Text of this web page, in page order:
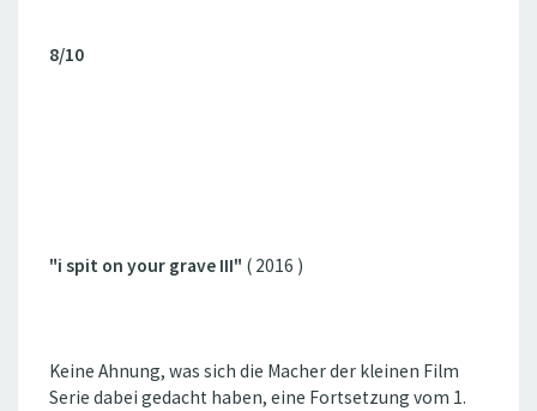
8/10
"i spit on your grave III" ( 2016 )
Keine Ahnung, was sich die Macher der kleinen Film
Serie dabei gedacht haben, eine Fortsetzung vom 1.